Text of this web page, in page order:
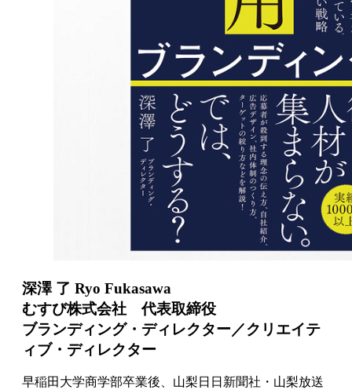
深澤 了 Ryo Fukasawa
むすび株式会社 代表取締役
ブランディング・ディレクター／クリエイテ
ィブ・ディレクター
早稲田大学商学部卒業後、山梨日日新聞社・山梨放送